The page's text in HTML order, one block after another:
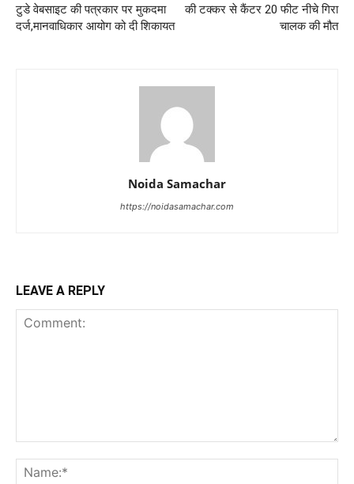
टुडे वेबसाइट की पत्रकार पर मुकदमा
दर्ज,मानवाधिकार आयोग को दी शिकायत
की टक्कर से कैंटर 20 फीट नीचे गिरा
चालक की मौत
Noida Samachar
https://noidasamachar.com
LEAVE A REPLY